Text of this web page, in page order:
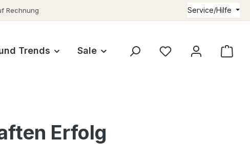
Rechnung Service/Hilfe
Trends Sale Du hast 0 Produkte
Erfolg